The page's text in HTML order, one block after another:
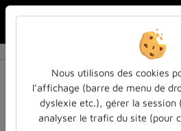
Résultats de la
Filtres actifs (cliquer pour en
cycle-sciences-et-societe
cycle-
Nous utilisons des cookies
l’affichage (barre de menu de
dyslexie etc.), gérer la
analyser le trafic du site (pour